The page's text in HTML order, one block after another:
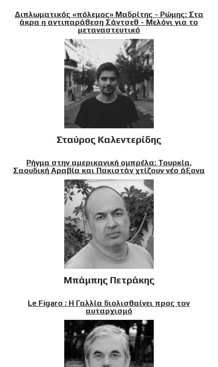
Διπλωματικός «πόλεμος» Μαδρίτης - Ρώμης: Στα
άκρα η αντιπαράθεση Σάντσεθ - Μελόνι για το
μεταναστευτικό
Σταύρος Καλεντερίδης
Ρήγμα στην αμερικανική ομπρέλα: Τουρκία,
Σαουδική Αραβία και Πακιστάν χτίζουν νέο άξονα
Μπάμπης Πετράκης
Le Figaro : Η Γαλλία διολισθαίνει προς τον
αυταρχισμό